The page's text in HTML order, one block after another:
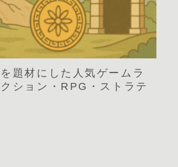
題材にした人気ゲームラ
ション・RPG・ストラテ